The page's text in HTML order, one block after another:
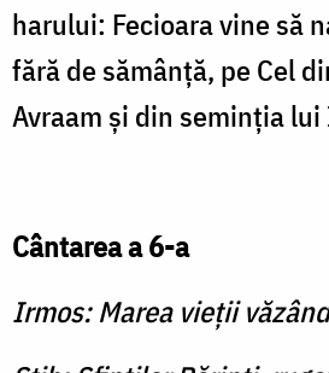
harului: Fecioara vine să
fără de sămânţă, pe Cel
Avraam şi din se­minţia
Cântarea a 6-a
Irmos: Marea vieţii